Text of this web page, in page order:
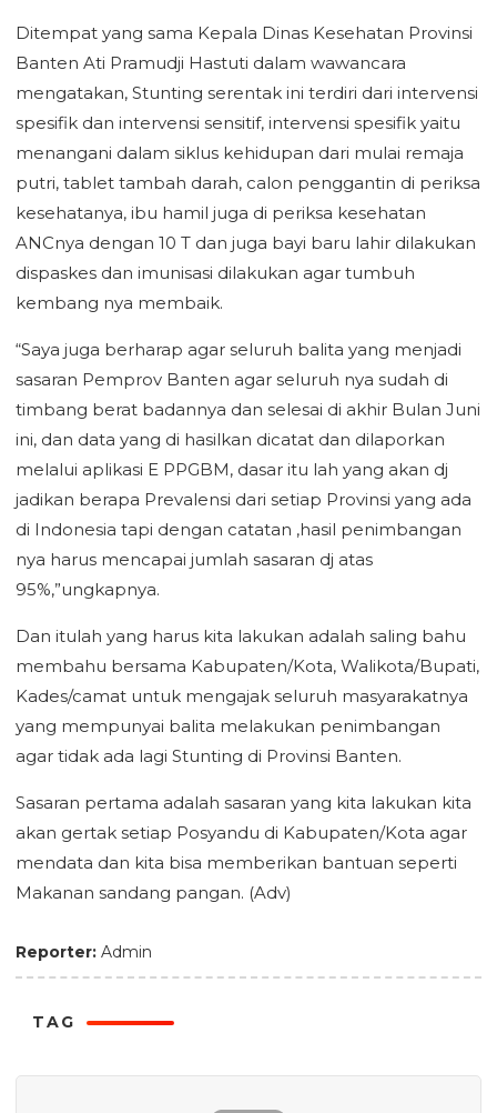
Ditempat yang sama Kepala Dinas Kesehatan Provinsi
Banten Ati Pramudji Hastuti dalam wawancara
mengatakan, Stunting serentak ini terdiri dari intervensi
spesifik dan intervensi sensitif, intervensi spesifik yaitu
menangani dalam siklus kehidupan dari mulai remaja
putri, tablet tambah darah, calon penggantin di periksa
kesehatanya, ibu hamil juga di periksa kesehatan
ANCnya dengan 10 T dan juga bayi baru lahir dilakukan
dispaskes dan imunisasi dilakukan agar tumbuh
kembang nya membaik.
“Saya juga berharap agar seluruh balita yang menjadi
sasaran Pemprov Banten agar seluruh nya sudah di
timbang berat badannya dan selesai di akhir Bulan Juni
ini, dan data yang di hasilkan dicatat dan dilaporkan
melalui aplikasi E PPGBM, dasar itu lah yang akan dj
jadikan berapa Prevalensi dari setiap Provinsi yang ada
di Indonesia tapi dengan catatan ,hasil penimbangan
nya harus mencapai jumlah sasaran dj atas
95%,”ungkapnya.
Dan itulah yang harus kita lakukan adalah saling bahu
membahu bersama Kabupaten/Kota, Walikota/Bupati,
Kades/camat untuk mengajak seluruh masyarakatnya
yang mempunyai balita melakukan penimbangan
agar tidak ada lagi Stunting di Provinsi Banten.
Sasaran pertama adalah sasaran yang kita lakukan kita
akan gertak setiap Posyandu di Kabupaten/Kota agar
mendata dan kita bisa memberikan bantuan seperti
Makanan sandang pangan. (Adv)
Reporter: Admin
TAG